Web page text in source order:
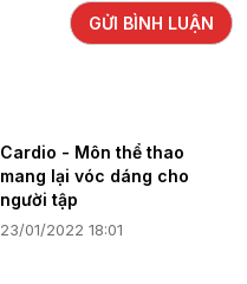
GỬI BÌNH LUẬN
Cardio - Môn thể thao
mang lại vóc dáng cho
người tập
23/01/2022 18:01